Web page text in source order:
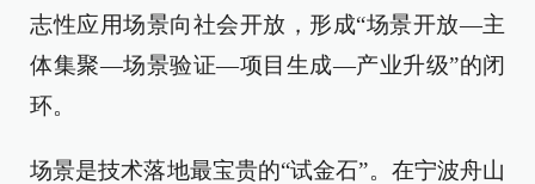
志性应用场景向社会开放，形成“场景开放—主
体集聚—场景验证—项目生成—产业升级”的闭
环。
场景是技术落地最宝贵的“试金石”。在宁波舟山